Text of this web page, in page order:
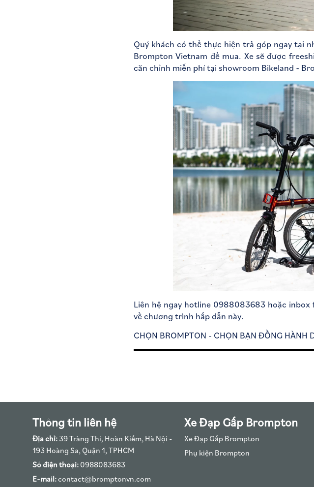
Quý khách có thể thực hiện trả góp ngay tại
Brompton Vietnam để mua. Xe sẽ được
căn chỉnh miễn phí tại showroom Bikeland -
Liên hệ ngay hotline 0988083683 hoặc
về chương trình hấp dẫn này.
CHỌN BROMPTON - CHỌN BẠN ĐỒNG HÀNH
Thông tin liên hệ
Địa chỉ:39 Tràng Thi, Hoàn Kiếm, Hà Nội -
193 Hoàng Sa, Quận 1, TPHCM
Số điện thoại:0988083683
E-mail:contact@bromptonvn.com
Xe Đạp Gấp Brompton
Xe Đạp Gấp Brompton
Phụ kiện Brompton